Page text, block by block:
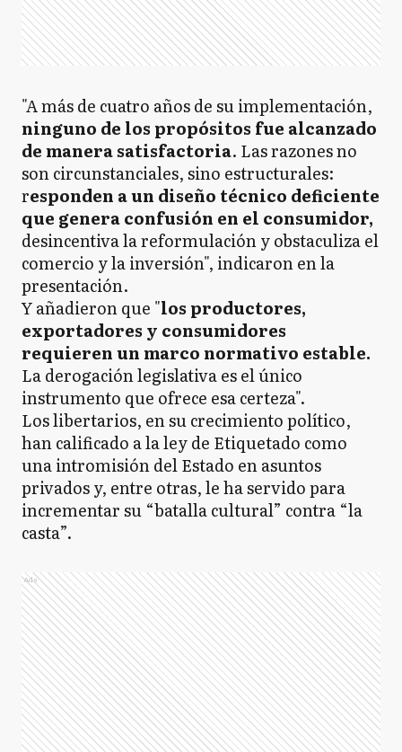
"A más de cuatro años de su implementación,
ninguno de los propósitos fue alcanzado
de manera satisfactoria. Las razones no
son circunstanciales, sino estructurales:
responden a un diseño técnico deficiente
que genera confusión en el consumidor,
desincentiva la reformulación y obstaculiza el
comercio y la inversión", indicaron en la
presentación.
Y añadieron que "los productores,
exportadores y consumidores
requieren un marco normativo estable.
La derogación legislativa es el único
instrumento que ofrece esa certeza".
Los libertarios, en su crecimiento político,
han calificado a la ley de Etiquetado como
una intromisión del Estado en asuntos
privados y, entre otras, le ha servido para
incrementar su “batalla cultural” contra “la
casta”.
Ads